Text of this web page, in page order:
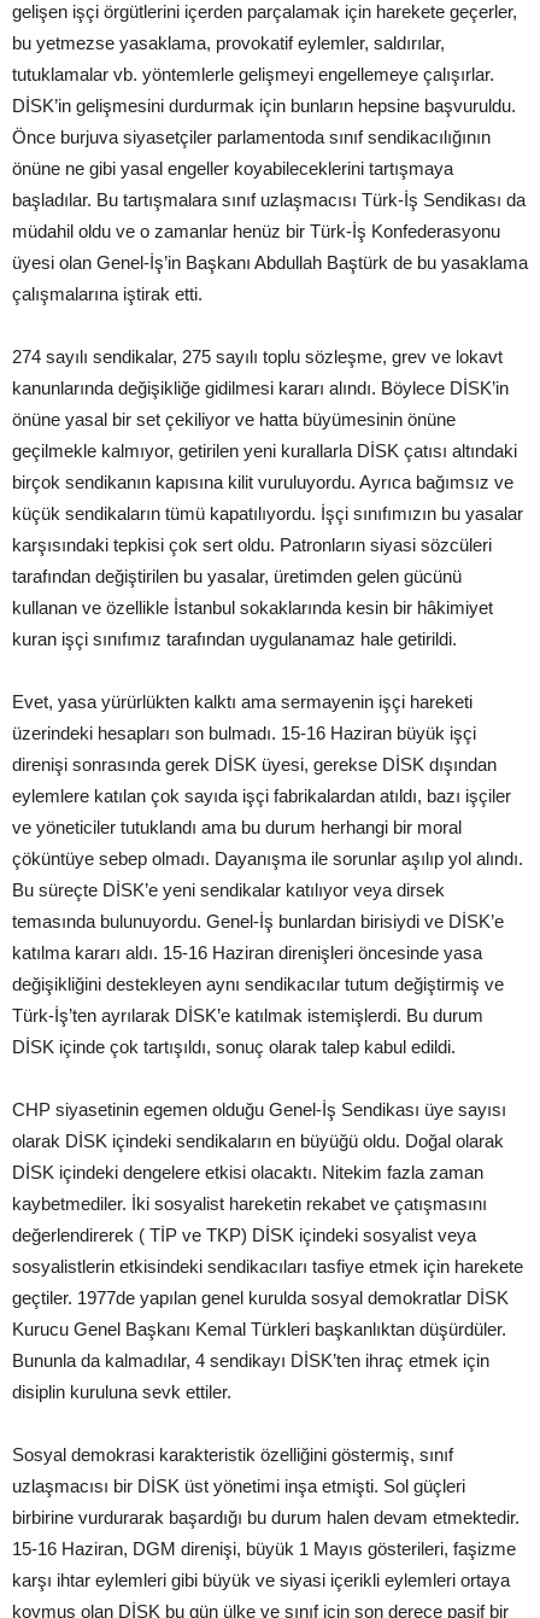
gelişen işçi örgütlerini içerden parçalamak için harekete geçerler,
bu yetmezse yasaklama, provokatif eylemler, saldırılar,
tutuklamalar vb. yöntemlerle gelişmeyi engellemeye çalışırlar.
DİSK’in gelişmesini durdurmak için bunların hepsine başvuruldu.
Önce burjuva siyasetçiler parlamentoda sınıf sendikacılığının
önüne ne gibi yasal engeller koyabileceklerini tartışmaya
başladılar. Bu tartışmalara sınıf uzlaşmacısı Türk-İş Sendikası da
müdahil oldu ve o zamanlar henüz bir Türk-İş Konfederasyonu
üyesi olan Genel-İş’in Başkanı Abdullah Baştürk de bu yasaklama
çalışmalarına iştirak etti.
274 sayılı sendikalar, 275 sayılı toplu sözleşme, grev ve lokavt
kanunlarında değişikliğe gidilmesi kararı alındı. Böylece DİSK’in
önüne yasal bir set çekiliyor ve hatta büyümesinin önüne
geçilmekle kalmıyor, getirilen yeni kurallarla DİSK çatısı altındaki
birçok sendikanın kapısına kilit vuruluyordu. Ayrıca bağımsız ve
küçük sendikaların tümü kapatılıyordu. İşçi sınıfımızın bu yasalar
karşısındaki tepkisi çok sert oldu. Patronların siyasi sözcüleri
tarafından değiştirilen bu yasalar, üretimden gelen gücünü
kullanan ve özellikle İstanbul sokaklarında kesin bir hâkimiyet
kuran işçi sınıfımız tarafından uygulanamaz hale getirildi.
Evet, yasa yürürlükten kalktı ama sermayenin işçi hareketi
üzerindeki hesapları son bulmadı. 15-16 Haziran büyük işçi
direnişi sonrasında gerek DİSK üyesi, gerekse DİSK dışından
eylemlere katılan çok sayıda işçi fabrikalardan atıldı, bazı işçiler
ve yöneticiler tutuklandı ama bu durum herhangi bir moral
çöküntüye sebep olmadı. Dayanışma ile sorunlar aşılıp yol alındı.
Bu süreçte DİSK’e yeni sendikalar katılıyor veya dirsek
temasında bulunuyordu. Genel-İş bunlardan birisiydi ve DİSK’e
katılma kararı aldı. 15-16 Haziran direnişleri öncesinde yasa
değişikliğini destekleyen aynı sendikacılar tutum değiştirmiş ve
Türk-İş’ten ayrılarak DİSK’e katılmak istemişlerdi. Bu durum
DİSK içinde çok tartışıldı, sonuç olarak talep kabul edildi.
CHP siyasetinin egemen olduğu Genel-İş Sendikası üye sayısı
olarak DİSK içindeki sendikaların en büyüğü oldu. Doğal olarak
DİSK içindeki dengelere etkisi olacaktı. Nitekim fazla zaman
kaybetmediler. İki sosyalist hareketin rekabet ve çatışmasını
değerlendirerek ( TİP ve TKP) DİSK içindeki sosyalist veya
sosyalistlerin etkisindeki sendikacıları tasfiye etmek için harekete
geçtiler. 1977de yapılan genel kurulda sosyal demokratlar DİSK
Kurucu Genel Başkanı Kemal Türkleri başkanlıktan düşürdüler.
Bununla da kalmadılar, 4 sendikayı DİSK’ten ihraç etmek için
disiplin kuruluna sevk ettiler.
Sosyal demokrasi karakteristik özelliğini göstermiş, sınıf
uzlaşmacısı bir DİSK üst yönetimi inşa etmişti. Sol güçleri
birbirine vurdurarak başardığı bu durum halen devam etmektedir.
15-16 Haziran, DGM direnişi, büyük 1 Mayıs gösterileri, faşizme
karşı ihtar eylemleri gibi büyük ve siyasi içerikli eylemleri ortaya
koymuş olan DİSK bu gün ülke ve sınıf için son derece pasif bir